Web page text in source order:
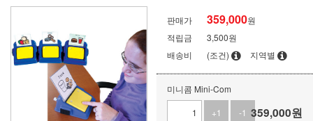
판매가 359,000원
적립금
3,500원
배송비
(조건) 지역별
미니콤 Mini-Com
+1
-1 359,000원